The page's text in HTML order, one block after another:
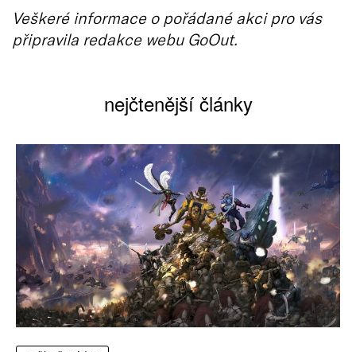
Veškeré informace o pořádané akci pro vás
připravila redakce webu GoOut.
nejčtenější články